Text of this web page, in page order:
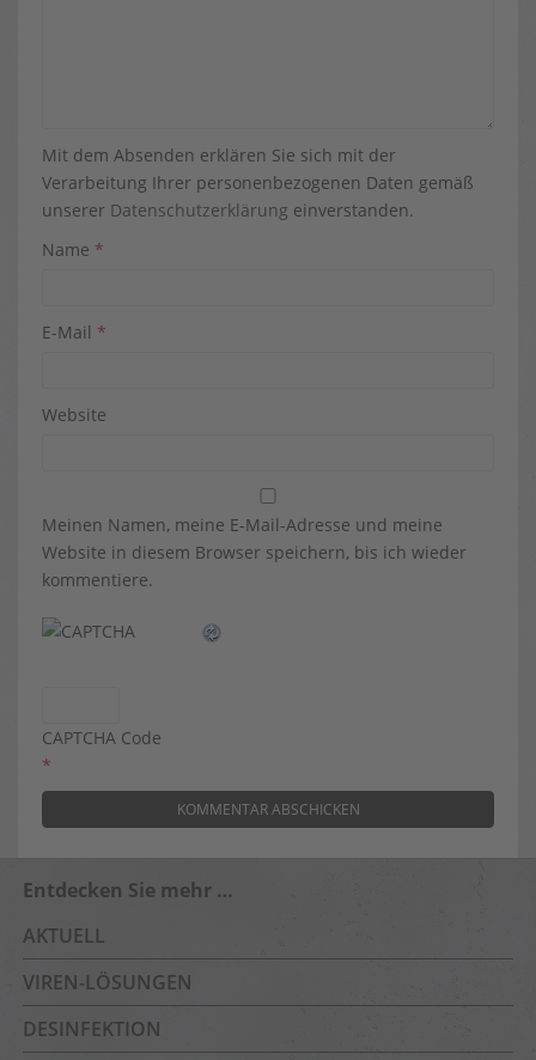
Mit dem Absenden erklären Sie sich mit der
Verarbeitung Ihrer personenbezogenen Daten gemäß
unserer Datenschutzerklärung einverstanden.
Name *
E-Mail *
Website
Meinen Namen, meine E-Mail-Adresse und meine
Website in diesem Browser speichern, bis ich wieder
kommentiere.
CAPTCHA Code
*
Entdecken Sie mehr …
AKTUELL
VIREN-LÖSUNGEN
DESINFEKTION